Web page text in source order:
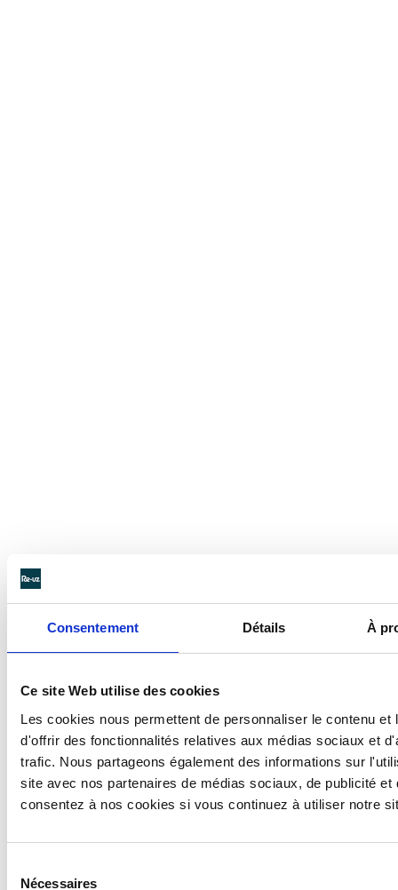
Consentement Détails À
Ce site Web utilise des cookies
Les cookies nous permettent de personnaliser le contenu et
d'offrir des fonctionnalités relatives aux médias sociaux et
trafic. Nous partageons également des informations sur
site avec nos partenaires de médias sociaux, de publicité et
consentez à nos cookies si vous continuez à utiliser notre
Nécessaires
RE-UZ ® AU CŒUR D'UNE
OFFRE GLOBALE
Grâce à notre savoir-faire, nos clients se voient
désormais proposer uneoffre globaleet lisible,
allant de l’écoconception de nos produits à leur
recyclage en passant par leur réutilisation. Avec
eux, nous nous inscrivons ainsi de plain-pied dans
les principes de l’économie circulaire.
La mission que nous nous sommes fixée nous
stimulent. Bien plus qu’une activité, c’est cet